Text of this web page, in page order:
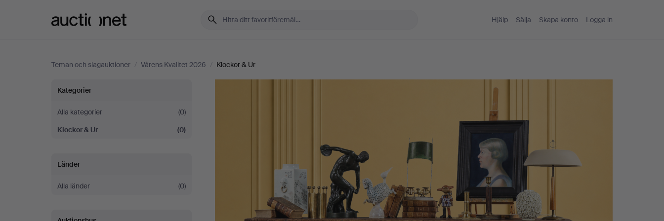
Hjälp Sälja Skapa konto Logga in
Teman och slagauktioner / Vårens Kvalitet 2026 / Klockor & Ur
Vårens
Kvalitet
2026
Kategorier
Alla kategorier
(0)
Klockor & Ur
(0)
Länder
Alla länder (0)